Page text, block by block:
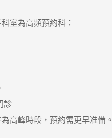
室為高頻預約科：
診
峰時段，預約需更早准備。